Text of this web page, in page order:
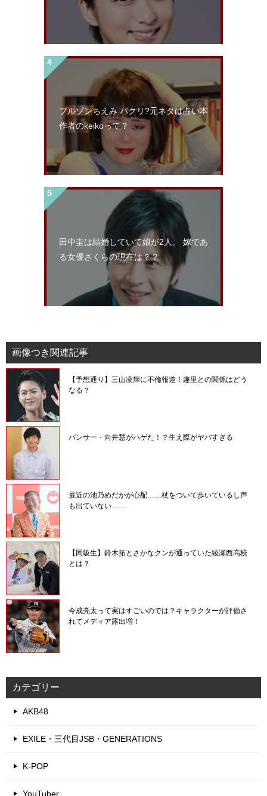
ブルゾンちえみ パクリ?元ネタは占い本
作者のkeikoって？
田中圭は結婚していて娘が2人。 嫁であ
る女優さくらの現在は？？
画像つき関連記事
【予想通り】三山凌輝に不倫報道！趣里との関係はどう
なる？
パンサー・向井慧がハゲた！？生え際がヤバすぎる
最近の池乃めだかが心配……杖をついて歩いているし声
も出ていない……
【同級生】鈴木拓とさかなクンが通っていた綾瀬西高校
とは？
今成亮太って実はすごいのでは？キャラクターが評価さ
れてメディア露出増！
カテゴリー
AKB48
EXILE・三代目JSB・GENERATIONS
K-POP
YouTuber